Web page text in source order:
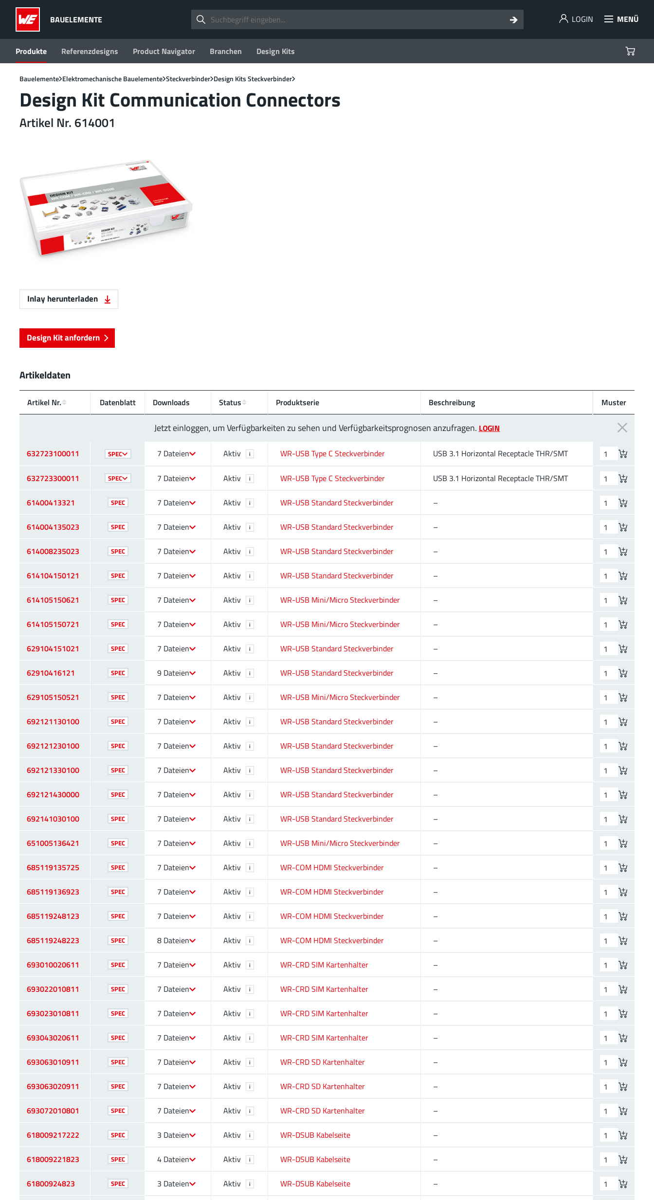
BAUELEMENTE LOGIN MENÜ
Produkte Referenzdesigns Product Navigator Branchen Design Kits
Bauelemente Elektromechanische Bauelemente Steckverbinder Design Kits Steckverbinder
Design Kit Communication Connectors
Artikel Nr. 614001
Inlay herunterladen
Design Kit anfordern
Artikeldaten
Jetzt einloggen, um Verfügbarkeiten zu sehen und Verfügbarkeitsprognosen anzufragen. LOGIN
Artikel Nr. Daten­blatt Downloads Status Produktserie Beschreibung Muster
632723100011 SPEC 7 Dateien Aktiv i WR-USB Type C Steckverbinder USB 3.1 Horizontal Receptacle THR/SMT
632723300011 SPEC 7 Dateien Aktiv i WR-USB Type C Steckverbinder USB 3.1 Horizontal Receptacle THR/SMT
61400413321 SPEC 7 Dateien Aktiv i WR-USB Standard Steckverbinder –
614004135023 SPEC 7 Dateien Aktiv i WR-USB Standard Steckverbinder –
614008235023 SPEC 7 Dateien Aktiv i WR-USB Standard Steckverbinder –
614104150121 SPEC 7 Dateien Aktiv i WR-USB Standard Steckverbinder –
614105150621 SPEC 7 Dateien Aktiv i WR-USB Mini/Micro Steckverbinder –
614105150721 SPEC 7 Dateien Aktiv i WR-USB Mini/Micro Steckverbinder –
629104151021 SPEC 7 Dateien Aktiv i WR-USB Standard Steckverbinder –
62910416121 SPEC 9 Dateien Aktiv i WR-USB Standard Steckverbinder –
629105150521 SPEC 7 Dateien Aktiv i WR-USB Mini/Micro Steckverbinder –
692121130100 SPEC 7 Dateien Aktiv i WR-USB Standard Steckverbinder –
692121230100 SPEC 7 Dateien Aktiv i WR-USB Standard Steckverbinder –
692121330100 SPEC 7 Dateien Aktiv i WR-USB Standard Steckverbinder –
692121430000 SPEC 7 Dateien Aktiv i WR-USB Standard Steckverbinder –
692141030100 SPEC 7 Dateien Aktiv i WR-USB Standard Steckverbinder –
651005136421 SPEC 7 Dateien Aktiv i WR-USB Mini/Micro Steckverbinder –
685119135725 SPEC 7 Dateien Aktiv i WR-COM HDMI Steckverbinder –
685119136923 SPEC 7 Dateien Aktiv i WR-COM HDMI Steckverbinder –
685119248123 SPEC 7 Dateien Aktiv i WR-COM HDMI Steckverbinder –
685119248223 SPEC 8 Dateien Aktiv i WR-COM HDMI Steckverbinder –
693010020611 SPEC 7 Dateien Aktiv i WR-CRD SIM Kartenhalter –
693022010811 SPEC 7 Dateien Aktiv i WR-CRD SIM Kartenhalter –
693023010811 SPEC 7 Dateien Aktiv i WR-CRD SIM Kartenhalter –
693043020611 SPEC 7 Dateien Aktiv i WR-CRD SIM Kartenhalter –
693063010911 SPEC 7 Dateien Aktiv i WR-CRD SD Kartenhalter –
693063020911 SPEC 7 Dateien Aktiv i WR-CRD SD Kartenhalter –
693072010801 SPEC 7 Dateien Aktiv i WR-CRD SD Kartenhalter –
618009217222 SPEC 3 Dateien Aktiv i WR-DSUB Kabelseite –
618009221823 SPEC 4 Dateien Aktiv i WR-DSUB Kabelseite –
61800924823 SPEC 3 Dateien Aktiv i WR-DSUB Kabelseite –